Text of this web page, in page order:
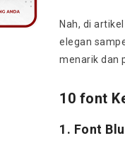
Nah, di
elegan
menarik dan
10 font
1. Font